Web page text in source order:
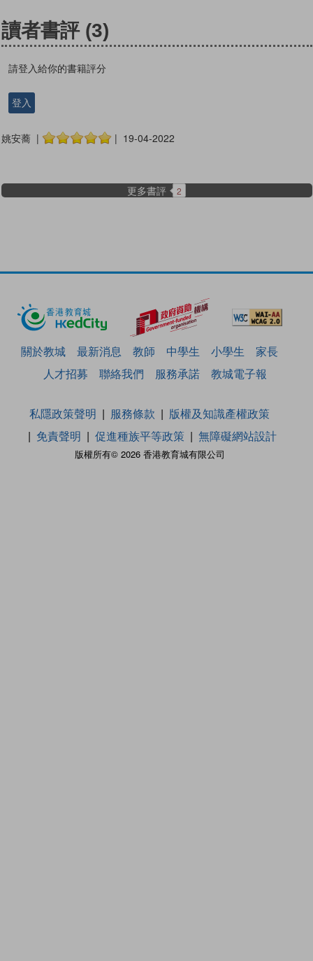
讀者書評 (3)
請登入給你的書籍評分
登入
姚安蕎 | | 19-04-2022
更多書評 2
關於教城 最新消息 教師 中學生 小學生
家長
人才招募
聯絡我們 服務承諾 教城電子報
版權所有© 2026 香港教育城有限公司
私隱政策聲明 服務條款
版權及知識產權政策
免責聲明
促進種族平等政策 無障礙網站設計